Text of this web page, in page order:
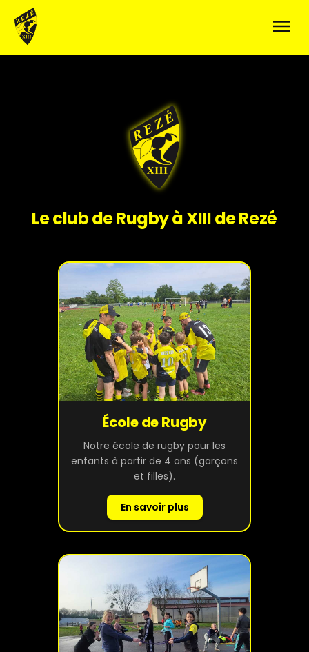
Le club de Rugby à XIII de Rezé
École de Rugby
Notre école de rugby pour les
enfants à partir de 4 ans (garçons
et filles).
En savoir plus